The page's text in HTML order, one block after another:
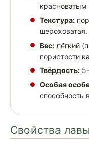
красноватым
Текстура:
шероховатая.
Вес: лёгкий
пористости
Твёрдость:
Особая
способность
Свойства